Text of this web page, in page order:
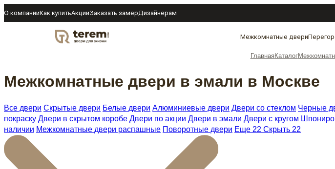
О компанииКак купитьАкцииЗаказать замер Дизайнерам
DOOR Межкомнатные двери
ГлавнаяКаталог
Межкомнатные двери в эмали в Москве
Все двери Скрытые двери Белые двери Алюминиевые двери Двери со стеклом Черные
покраску Двери в скрытом коробе Двери по акции Двери в эмали Двери с кругом
наличии Межкомнатные двери распашные Поворотные двери Еще 22 Скрыть 22